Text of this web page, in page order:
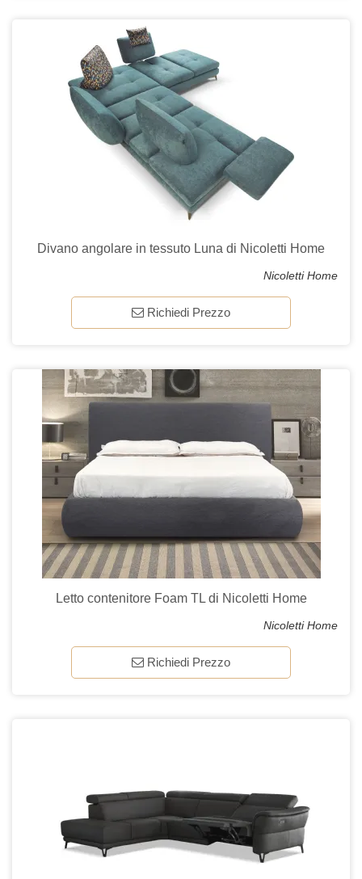
Divano angolare in tessuto Luna di Nicoletti Home
Nicoletti Home
Richiedi Prezzo
Letto contenitore Foam TL di Nicoletti Home
Nicoletti Home
Richiedi Prezzo